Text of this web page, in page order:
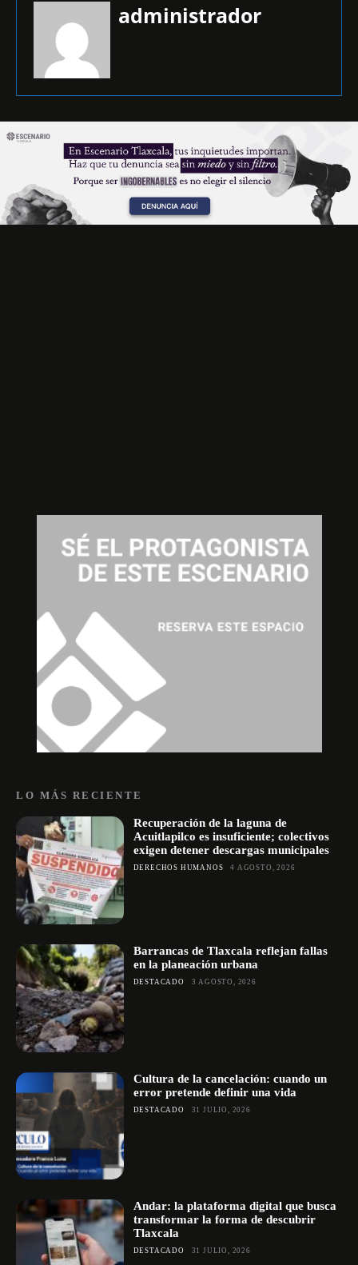
administrador
LO MÁS RECIENTE
Recuperación de la laguna de
Acuitlapilco es insuficiente; colectivos
exigen detener descargas municipales
DERECHOS HUMANOS 4 AGOSTO, 2026
Barrancas de Tlaxcala reflejan fallas
en la planeación urbana
DESTACADO 3 AGOSTO, 2026
Cultura de la cancelación: cuando un
error pretende definir una vida
DESTACADO 31 JULIO, 2026
Andar: la plataforma digital que busca
transformar la forma de descubrir
Tlaxcala
DESTACADO 31 JULIO, 2026